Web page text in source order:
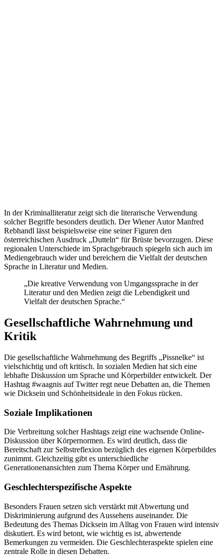
In der Kriminalliteratur zeigt sich die literarische Verwendung
solcher Begriffe besonders deutlich. Der Wiener Autor Manfred
Rebhandl lässt beispielsweise eine seiner Figuren den
österreichischen Ausdruck „Dutteln“ für Brüste bevorzugen. Diese
regionalen Unterschiede im Sprachgebrauch spiegeln sich auch im
Mediengebrauch wider und bereichern die Vielfalt der deutschen
Sprache in Literatur und Medien.
„Die kreative Verwendung von Umgangssprache in der
Literatur und den Medien zeigt die Lebendigkeit und
Vielfalt der deutschen Sprache.“
Gesellschaftliche Wahrnehmung und
Kritik
Die gesellschaftliche Wahrnehmung des Begriffs „Pissnelke“ ist
vielschichtig und oft kritisch. In sozialen Medien hat sich eine
lebhafte Diskussion um Sprache und Körperbilder entwickelt. Der
Hashtag #waagnis auf Twitter regt neue Debatten an, die Themen
wie Dicksein und Schönheitsideale in den Fokus rücken.
Soziale Implikationen
Die Verbreitung solcher Hashtags zeigt eine wachsende Online-
Diskussion über Körpernormen. Es wird deutlich, dass die
Bereitschaft zur Selbstreflexion bezüglich des eigenen Körperbildes
zunimmt. Gleichzeitig gibt es unterschiedliche
Generationenansichten zum Thema Körper und Ernährung.
Geschlechterspezifische Aspekte
Besonders Frauen setzen sich verstärkt mit Abwertung und
Diskriminierung aufgrund des Aussehens auseinander. Die
Bedeutung des Themas Dicksein im Alltag von Frauen wird intensiv
diskutiert. Es wird betont, wie wichtig es ist, abwertende
Bemerkungen zu vermeiden. Die Geschlechteraspekte spielen eine
zentrale Rolle in diesen Debatten.